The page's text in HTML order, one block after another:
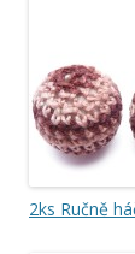
2ks Ručně